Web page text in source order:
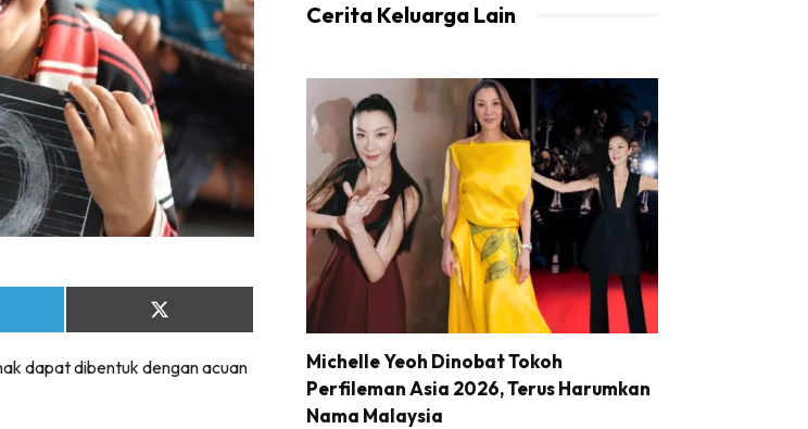
Share
on
(Twitter)
dapat dibentuk dengan acuan
Cerita Keluarga Lain
Michelle Yeoh Dinobat Tokoh
Perfileman Asia 2026, Terus Harumkan
Nama Malaysia